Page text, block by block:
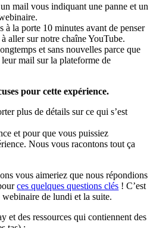
mail vous indiquant une panneet un
à la porte 10 minutes avant de penser
aller sur notre chaîne YouTube.
et sans nouvelles parce que
mail sur la plateforme de
pour cette expérience.
plus de détails sur ce qui s’est
et pour que vous puissiez
Nous vous racontons tout ça
vous aimeriez que nous répondions
ces quelques questions clés ! C’est
webinaire de lundiet la suite.
et des ressources qui contiennent des